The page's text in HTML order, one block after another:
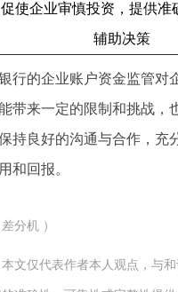
促使企业审慎投资，提供准
辅助决策
行的企业账户资金监管对
带来一定的限制和挑战，
持良好的沟通与合作，充
和回报。
分机 ）
本文仅代表作者本人观点，与